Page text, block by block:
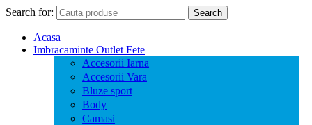
Search for: Search
Acasa
Imbracaminte Outlet Fete
Accesorii Iarna
Accesorii Vara
Bluze sport
Body
Camasi